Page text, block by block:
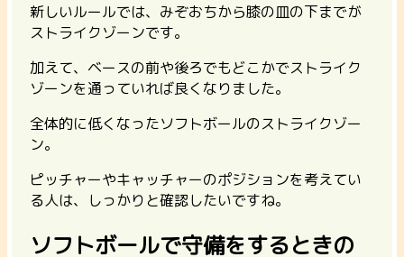
新しいルールでは、みぞおちから膝の皿の下までが
ストライクゾーンです。
加えて、ベースの前や後ろでもどこかでストライク
ゾーンを通っていれば良くなりました。
全体的に低くなったソフトボールのストライクゾー
ン。
ピッチャーやキャッチャーのポジションを考えてい
る人は、しっかりと確認したいですね。
ソフトボールで守備をするときの